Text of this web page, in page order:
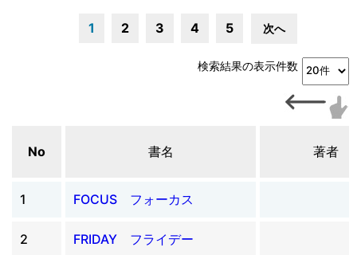
1 2 3 4 5 次へ
検索結果の表示件数
No 書名 著者
1 FOCUS フォーカス
2 FRIDAY フライデー